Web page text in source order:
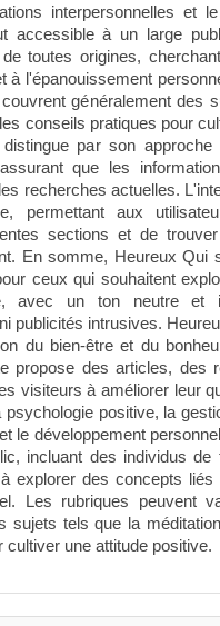
interpersonnelles et le
accessible à un large
toutes origines,
à l'épanouissement
généralement des
conseils pratiques pour
par son approche
que les
recherches actuelles.
permettant aux
sections et de
En somme, Heureux Qui
ceux qui souhaitent
avec un ton neutre et
publicités intrusives.
du bien-être et du
propose des articles, des
visiteurs à améliorer leur
positive, la
le développement
incluant des individus
explorer des concepts liés
Les rubriques peuvent
sujets tels que la
une attitude positive.